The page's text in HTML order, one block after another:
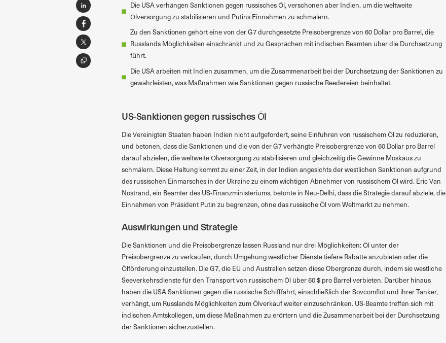
Die USA verhängen Sanktionen gegen russisches Öl, verschonen aber Indien, um die weltweite
Ölversorgung zu stabilisieren und Putins Einnahmen zu schmälern.
Zu den Sanktionen gehört eine von der G7 durchgesetzte Preisobergrenze von 60 Dollar pro Barrel, die
Russlands Möglichkeiten einschränkt und zu Gesprächen mit indischen Beamten über die Durchsetzung
führt.
Die USA arbeiten mit Indien zusammen, um die Zusammenarbeit bei der Durchsetzung der Sanktionen zu
gewährleisten, was Maßnahmen wie Sanktionen gegen russische Reedereien beinhaltet.
US-Sanktionen gegen russisches Öl
Die Vereinigten Staaten haben Indien nicht aufgefordert, seine Einfuhren von russischem Öl zu reduzieren,
und betonen, dass die Sanktionen und die von der G7 verhängte Preisobergrenze von 60 Dollar pro Barrel
darauf abzielen, die weltweite Ölversorgung zu stabilisieren und gleichzeitig die Gewinne Moskaus zu
schmälern. Diese Haltung kommt zu einer Zeit, in der Indien angesichts der westlichen Sanktionen aufgrund
des russischen Einmarsches in der Ukraine zu einem wichtigen Abnehmer von russischem Öl wird. Eric Van
Nostrand, ein Beamter des US-Finanzministeriums, betonte in Neu-Delhi, dass die Strategie darauf abziele, die
Einnahmen von Präsident Putin zu begrenzen, ohne das russische Öl vom Weltmarkt zu nehmen.
Auswirkungen und Strategie
Die Sanktionen und die Preisobergrenze lassen Russland nur drei Möglichkeiten: Öl unter der
Preisobergrenze zu verkaufen, durch Umgehung westlicher Dienste tiefere Rabatte anzubieten oder die
Ölförderung einzustellen. Die G7, die EU und Australien setzen diese Obergrenze durch, indem sie westliche
Seeverkehrsdienste für den Transport von russischem Öl über 60 $ pro Barrel verbieten. Darüber hinaus
haben die USA Sanktionen gegen die russische Schifffahrt, einschließlich der Sovcomflot und ihrer Tanker,
verhängt, um Russlands Möglichkeiten zum Ölverkauf weiter einzuschränken. US-Beamte treffen sich mit
indischen Amtskollegen, um diese Maßnahmen zu erörtern und die Zusammenarbeit bei der Durchsetzung
der Sanktionen sicherzustellen.